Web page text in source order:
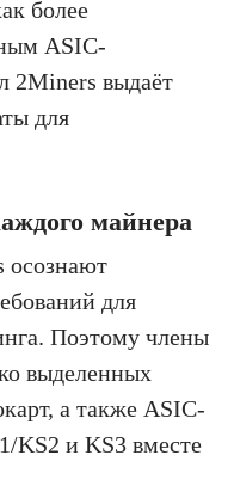
более
ASIC-
2Miners выдаёт
для
майнера
осознают
для
Поэтому члены
выделенных
а также ASIC-
KS2 и KS3 вместе